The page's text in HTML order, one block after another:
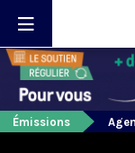
Émissions